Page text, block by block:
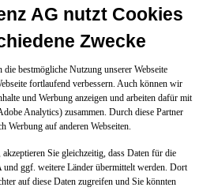
AG nutzt Cookies
Zwecke
bestmögliche Nutzung unserer Webseite
fortlaufend verbessern. Auch können wir
und Werbung anzeigen und arbeiten dafür mit
Analytics) zusammen. Durch diese Partner
Werbung auf anderen Webseiten.
Sie gleichzeitig, dass Daten für die
und ggf. weitere Länder übermittelt werden. Dort
auf diese Daten zugreifen und Sie könnten